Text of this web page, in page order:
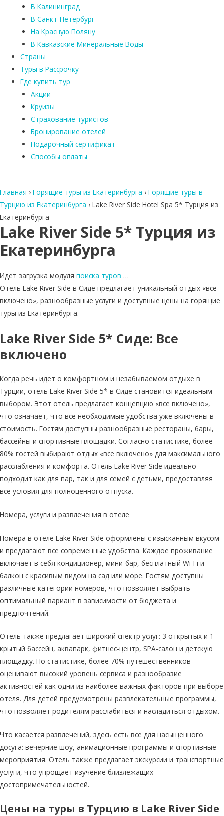
В Калининград
В Санкт-Петербург
На Красную Поляну
В Кавказские Минеральные Воды
Страны
Туры в Рассрочку
Где купить тур
Акции
Круизы
Страхование туристов
Бронирование отелей
Подарочный сертификат
Способы оплаты
Главная › Горящие туры из Екатеринбурга › Горящие туры в
Турцию из Екатеринбурга › Lake River Side Hotel Spa 5* Турция из
Екатеринбурга
Lake River Side 5* Турция из
Екатеринбурга
Идет загрузка модуля поиска туров …
Отель Lake River Side в Сиде предлагает уникальный отдых «все
включено», разнообразные услуги и доступные цены на горящие
туры из Екатеринбурга.
Lake River Side 5* Сиде: Все
включено
Когда речь идет о комфортном и незабываемом отдыхе в
Турции, отель Lake River Side 5* в Сиде становится идеальным
выбором. Этот отель предлагает концепцию «все включено»,
что означает, что все необходимые удобства уже включены в
стоимость. Гостям доступны разнообразные рестораны, бары,
бассейны и спортивные площадки. Согласно статистике, более
80% гостей выбирают отдых «все включено» для максимального
расслабления и комфорта. Отель Lake River Side идеально
подходит как для пар, так и для семей с детьми, предоставляя
все условия для полноценного отпуска.
Номера, услуги и развлечения в отеле
Номера в отеле Lake River Side оформлены с изысканным вкусом
и предлагают все современные удобства. Каждое проживание
включает в себя кондиционер, мини-бар, бесплатный Wi-Fi и
балкон с красивым видом на сад или море. Гостям доступны
различные категории номеров, что позволяет выбрать
оптимальный вариант в зависимости от бюджета и
предпочтений.
Отель также предлагает широкий спектр услуг: 3 открытых и 1
крытый бассейн, аквапарк, фитнес-центр, SPA-салон и детскую
площадку. По статистике, более 70% путешественников
оценивают высокий уровень сервиса и разнообразие
активностей как одни из наиболее важных факторов при выборе
отеля. Для детей предусмотрены развлекательные программы,
что позволяет родителям расслабиться и насладиться отдыхом.
Что касается развлечений, здесь есть все для насыщенного
досуга: вечерние шоу, анимационные программы и спортивные
мероприятия. Отель также предлагает экскурсии и транспортные
услуги, что упрощает изучение близлежащих
достопримечательностей.
Цены на туры в Турцию в Lake River Side